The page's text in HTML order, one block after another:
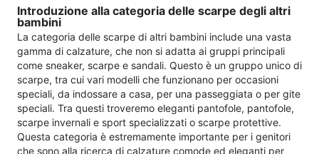
Introduzione alla categoria delle scarpe degli altri
bambini
La categoria delle scarpe di altri bambini include una vasta
gamma di calzature, che non si adatta ai gruppi principali
come sneaker, scarpe e sandali. Questo è un gruppo unico di
scarpe, tra cui vari modelli che funzionano per occasioni
speciali, da indossare a casa, per una passeggiata o per gite
speciali. Tra questi troveremo eleganti pantofole, pantofole,
scarpe invernali e sport specializzati o scarpe protettive.
Questa categoria è estremamente importante per i genitori
che sono alla ricerca di calzature comode ed eleganti per